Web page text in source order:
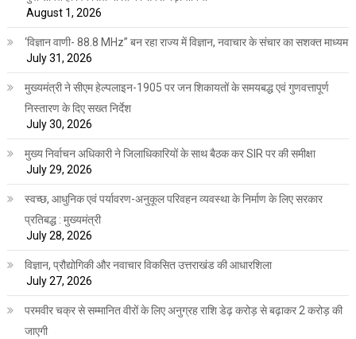
August 1, 2026
‘विज्ञान वाणी- 88.8 MHz” बन रहा राज्य में विज्ञान, नवाचार के संचार का सशक्त माध्यम
July 31, 2026
मुख्यमंत्री ने सीएम हेल्पलाइन-1905 पर जन शिकायतों के समयबद्ध एवं गुणवत्तापूर्ण
निस्तारण के दिए सख्त निर्देश
July 30, 2026
मुख्य निर्वाचन अधिकारी ने जिलाधिकारियों के साथ बैठक कर SIR पर की समीक्षा
July 29, 2026
स्वच्छ, आधुनिक एवं पर्यावरण-अनुकूल परिवहन व्यवस्था के निर्माण के लिए सरकार
प्रतिबद्ध : मुख्यमंत्री
July 28, 2026
विज्ञान, प्रौद्योगिकी और नवाचार विकसित उत्तराखंड की आधारशिला
July 27, 2026
परमवीर चक्र से सम्मानित वीरों के लिए अनुग्रह राशि डेढ़ करोड़ से बढ़ाकर 2 करोड़ की
जाएगी